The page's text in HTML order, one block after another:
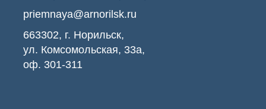
priemnaya@arnorilsk.ru
663302, г. Норильск,
ул. Комсомольская, 33а,
оф. 301-311